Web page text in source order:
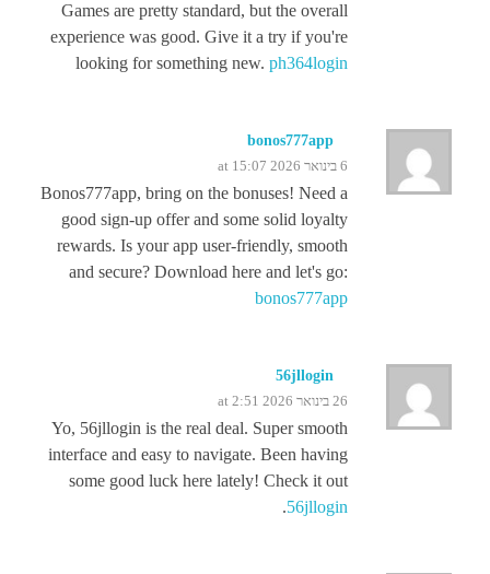
Games are pretty standard, but the overall
experience was good. Give it a try if you're
looking for something new. ph364login
bonos777app
6 בינואר 2026 at 15:07
Bonos777app, bring on the bonuses! Need a
good sign-up offer and some solid loyalty
rewards. Is your app user-friendly, smooth
and secure? Download here and let's go:
bonos777app
56jllogin
26 בינואר 2026 at 2:51
Yo, 56jllogin is the real deal. Super smooth
interface and easy to navigate. Been having
some good luck here lately! Check it out
56jllogin
.